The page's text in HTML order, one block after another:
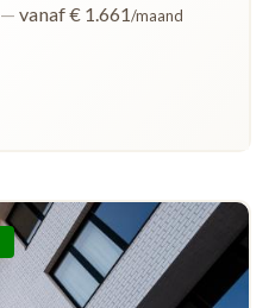
— vanaf € 1.661/maand